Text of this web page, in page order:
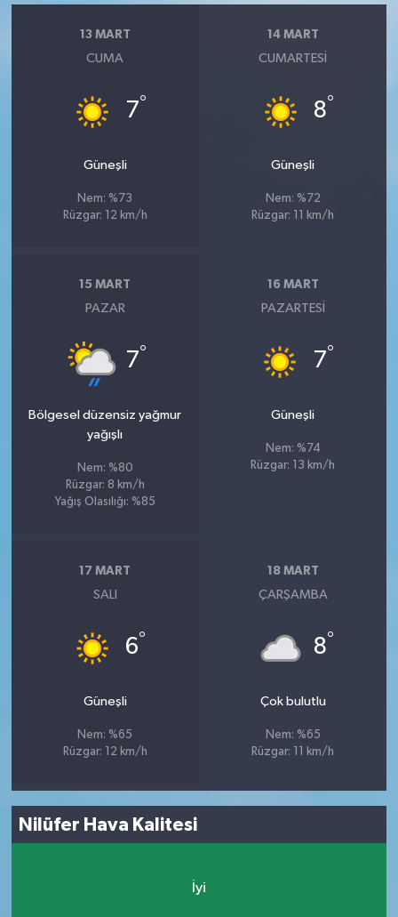
13 MART
CUMA
7°
Güneşli
Nem: %73
Rüzgar: 12 km/h
14 MART
CUMARTESI
8°
Güneşli
Nem: %72
Rüzgar: 11 km/h
15 MART
PAZAR
7°
Bölgesel düzensiz yağmur
yağışlı
Nem: %80
Rüzgar: 8 km/h
Yağış Olasılığı: %85
16 MART
PAZARTESI
7°
Güneşli
Nem: %74
Rüzgar: 13 km/h
17 MART
SALI
6°
Güneşli
Nem: %65
Rüzgar: 12 km/h
18 MART
ÇARŞAMBA
8°
Çok bulutlu
Nem: %65
Rüzgar: 11 km/h
Nilüfer Hava Kalitesi
İyi